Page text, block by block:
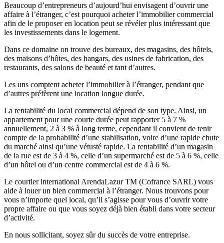
Beaucoup d’entrepreneurs d’aujourd’hui envisagent d’ouvrir une
affaire à l’étranger, c’est pourquoi acheter l’immobilier commercial
afin de le proposer en location peut se révéler plus intéressant que
les investissements dans le logement.
Dans ce domaine on trouve des bureaux, des magasins, des hôtels,
des maisons d’hôtes, des hangars, des usines de fabrication, des
restaurants, des salons de beauté et tant d’autres.
Les uns comptent acheter l’immobilier à l’étranger, pendant que
d’autres préfèrent une location longue durée.
La rentabilité du local commercial dépend de son type. Ainsi, un
appartement pour une courte durée peut rapporter 5 à 7 %
annuellement, 2 à 3 % à long terme, cependant il convient de tenir
compte de la probabilité d’une stabilisation, voire d’une rapide chute
du marché ainsi qu’une vétusté rapide. La rentabilité d’un magasin
de la rue est de 3 à 4 %, celle d’un supermarché est de 5 à 6 %, celle
d’un hôtel ou d’un centre commercial est de 4 à 6 %.
Le courtier international ArendaLazur TM (Cofrance SARL) vous
aide à louer un bien commercial à l’étranger. Nous trouvons pour
vous n’importe quel local, qu’il s’agisse pour vous d’ouvrir votre
propre affaire ou que vous soyez déjà bien établi dans votre secteur
d’activité.
En nous sollicitant, soyez sûr du succès de votre entreprise.